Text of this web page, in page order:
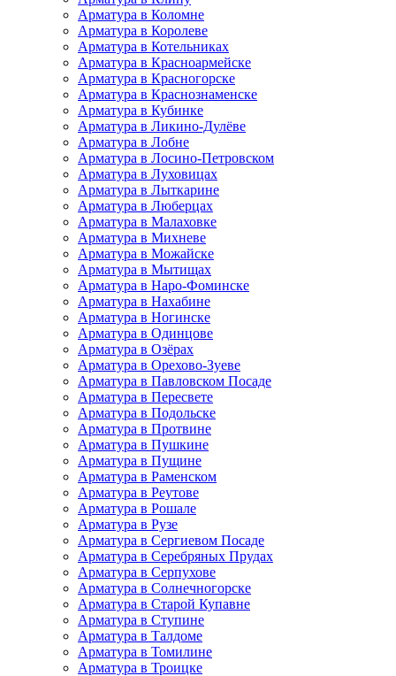
Арматура в Коломне
Арматура в Королеве
Арматура в Котельниках
Арматура в Красноармейске
Арматура в Красногорске
Арматура в Краснознаменске
Арматура в Кубинке
Арматура в Ликино-Дулёве
Арматура в Лобне
Арматура в Лосино-Петровском
Арматура в Луховицах
Арматура в Лыткарине
Арматура в Люберцах
Арматура в Малаховке
Арматура в Михневе
Арматура в Можайске
Арматура в Мытищах
Арматура в Наро-Фоминске
Арматура в Нахабине
Арматура в Ногинске
Арматура в Одинцове
Арматура в Озёрах
Арматура в Орехово-Зуеве
Арматура в Павловском Посаде
Арматура в Пересвете
Арматура в Подольске
Арматура в Протвине
Арматура в Пушкине
Арматура в Пущине
Арматура в Раменском
Арматура в Реутове
Арматура в Рошале
Арматура в Рузе
Арматура в Сергиевом Посаде
Арматура в Серебряных Прудах
Арматура в Серпухове
Арматура в Солнечногорске
Арматура в Старой Купавне
Арматура в Ступине
Арматура в Талдоме
Арматура в Томилине
Арматура в Троицке